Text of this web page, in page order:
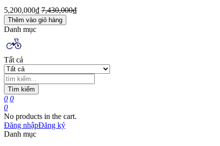
5,200,000₫ 7,430,000₫
Thêm vào giỏ hàng
Danh mục
Tất cả
Tìm kiếm
0 0
0
No products in the cart.
Đăng nhậpĐăng ký
Danh mục